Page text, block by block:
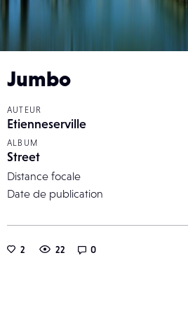
Jumbo
AUTEUR
Etienneserville
ALBUM
Street
Distance focale
Date de publication
2 22 0